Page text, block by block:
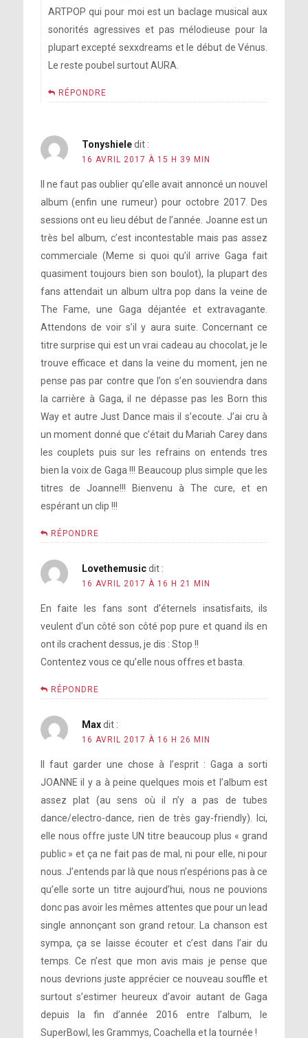
ARTPOP qui pour moi est un baclage musical aux
sonorités agressives et pas mélodieuse pour la
plupart excepté sexxdreams et le début de Vénus.
Le reste poubel surtout AURA.
RÉPONDRE
Tonyshiele dit :
16 AVRIL 2017 À 15 H 39 MIN
Il ne faut pas oublier qu’elle avait annoncé un nouvel
album (enfin une rumeur) pour octobre 2017. Des
sessions ont eu lieu début de l’année. Joanne est un
très bel album, c’est incontestable mais pas assez
commerciale (Meme si quoi qu’il arrive Gaga fait
quasiment toujours bien son boulot), la plupart des
fans attendait un album ultra pop dans la veine de
The Fame, une Gaga déjantée et extravagante.
Attendons de voir s’il y aura suite. Concernant ce
titre surprise qui est un vrai cadeau au chocolat, je le
trouve efficace et dans la veine du moment, jen ne
pense pas par contre que l’on s’en souviendra dans
la carrière à Gaga, il ne dépasse pas les Born this
Way et autre Just Dance mais il s’ecoute. J’ai cru à
un moment donné que c’était du Mariah Carey dans
les couplets puis sur les refrains on entends tres
bien la voix de Gaga !!! Beaucoup plus simple que les
titres de Joanne!!! Bienvenu à The cure, et en
espérant un clip !!!
RÉPONDRE
Lovethemusic dit :
16 AVRIL 2017 À 16 H 21 MIN
En faite les fans sont d’éternels insatisfaits, ils
veulent d’un côté son côté pop pure et quand ils en
ont ils crachent dessus, je dis : Stop !!
Contentez vous ce qu’elle nous offres et basta.
RÉPONDRE
Max dit :
16 AVRIL 2017 À 16 H 26 MIN
Il faut garder une chose à l’esprit : Gaga a sorti
JOANNE il y a à peine quelques mois et l’album est
assez plat (au sens où il n’y a pas de tubes
dance/electro-dance, rien de très gay-friendly). Ici,
elle nous offre juste UN titre beaucoup plus « grand
public » et ça ne fait pas de mal, ni pour elle, ni pour
nous. J’entends par là que nous n’espérions pas à ce
qu’elle sorte un titre aujourd’hui, nous ne pouvions
donc pas avoir les mêmes attentes que pour un lead
single annonçant son grand retour. La chanson est
sympa, ça se laisse écouter et c’est dans l’air du
temps. Ce n’est que mon avis mais je pense que
nous devrions juste apprécier ce nouveau souffle et
surtout s’estimer heureux d’avoir autant de Gaga
depuis la fin d’année 2016 entre l’album, le
SuperBowl, les Grammys, Coachella et la tournée !